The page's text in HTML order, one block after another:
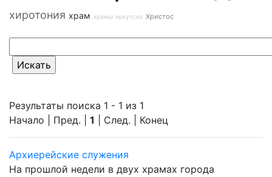
хиротония храм храмы иркутска Христос
Результаты поиска 1 - 1 из 1
Начало | Пред. | 1 | След. | Конец
Архиерейские служения
На прошлой недели в двух храмах города